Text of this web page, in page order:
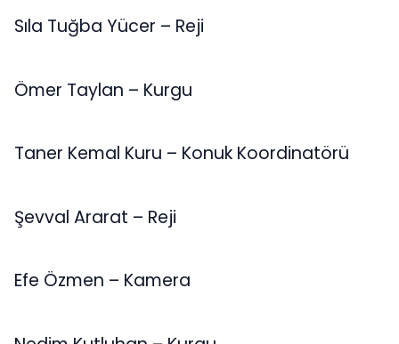
Sıla Tuğba Yücer – Reji
Ömer Taylan – Kurgu
Taner Kemal Kuru – Konuk Koordinatörü
Şevval Ararat – Reji
Efe Özmen – Kamera